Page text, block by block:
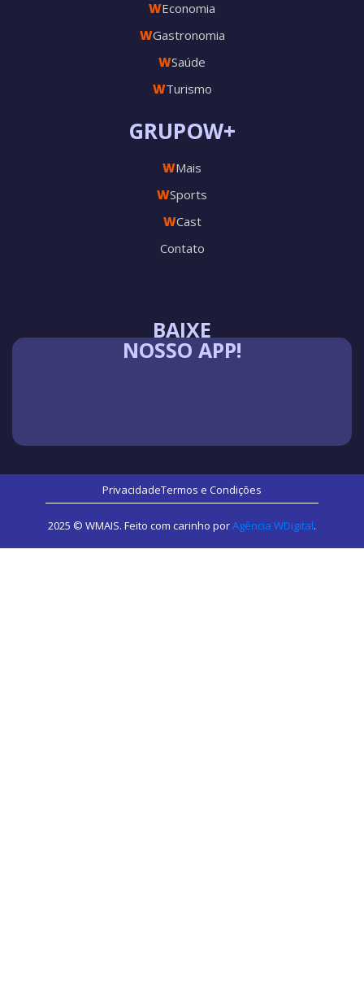
BAIXE
NOSSO APP!
GRUPOW+
WMais
WSports
WCast
Contato
WEconomia
WGastronomia
WSaúde
WTurismo
PrivacidadeTermos e Condições
2025 © WMAIS. Feito com carinho porAgência WDigital.